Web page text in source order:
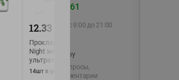
+375 44 560-60-61
Call-центр работает с 9:00 до 21:00
ежедневно
shop@green-market.by
Пишите нам свои вопросы,
предложения и комментарии
12.33
Прокладки Kotex Ultra
Night жен гигиенич.
ультратонк. с крылышк
14шт в уп